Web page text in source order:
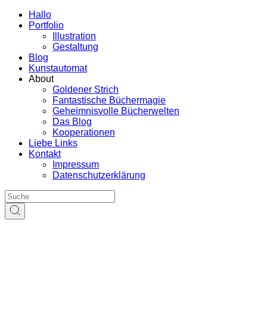
Hallo
Portfolio
Illustration
Gestaltung
Blog
Kunstautomat
About
Goldener Strich
Fantastische Büchermagie
Geheimnisvolle Bücherwelten
Das Blog
Kooperationen
Liebe Links
Kontakt
Impressum
Datenschutzerklärung